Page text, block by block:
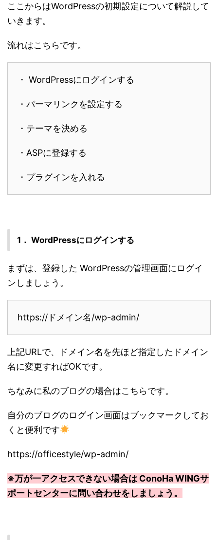
ここからはWordPressの初期設定について解説して
いきます。
流れはこちらです。
・ WordPressにログインする
・パーマリンクを設定する
・テーマを決める
・ASPに登録する
・プラグインを入れる
1． WordPressにログインする
まずは、登録した WordPressの管理画面にログイ
ンしましょう。
https://ドメイン名/wp-admin/
上記URLで、ドメイン名を先ほど指定したドメイン
名に変更すればOKです。
ちなみに私のブログの場合はこちらです。
自分のブログのログイン画面はブックマークしてお
くと便利です
https://officestyle/wp-admin/
※万が一アクセスできない場合は ConoHa WINGサ
ポートセンターに問い合わせをしましょう。